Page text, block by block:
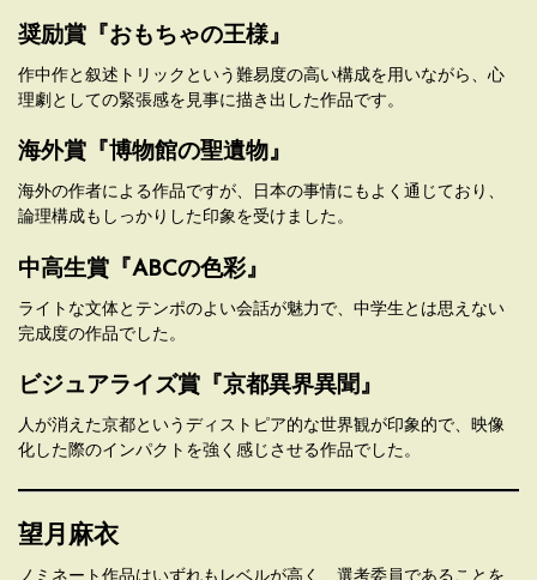
奨励賞『おもちゃの王様』
作中作と叙述トリックという難易度の高い構成を用いながら、心
理劇としての緊張感を見事に描き出した作品です。
海外賞『博物館の聖遺物』
海外の作者による作品ですが、日本の事情にもよく通じており、
論理構成もしっかりした印象を受けました。
中高生賞『ABCの色彩』
ライトな文体とテンポのよい会話が魅力で、中学生とは思えない
完成度の作品でした。
ビジュアライズ賞『京都異界異聞』
人が消えた京都というディストピア的な世界観が印象的で、映像
化した際のインパクトを強く感じさせる作品でした。
望月麻衣
ノミネート作品はいずれもレベルが高く、選考委員であることを